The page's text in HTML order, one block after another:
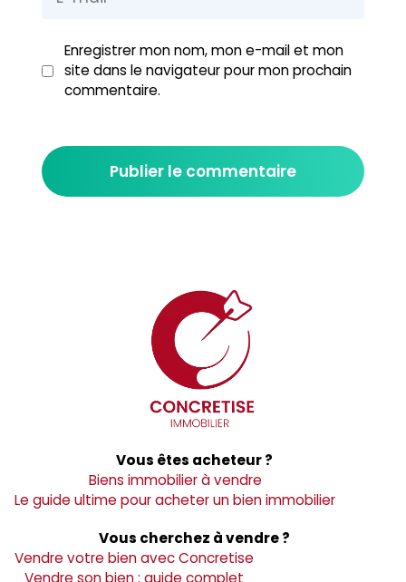
Enregistrer mon nom, mon e-mail et mon
site dans le navigateur pour mon prochain
commentaire.
Vous êtes acheteur ?
Biens immobilier à vendre
Le guide ultime pour acheter un bien immobilier
Vous cherchez à vendre ?
Vendre votre bien avec Concretise
Vendre son bien : guide complet